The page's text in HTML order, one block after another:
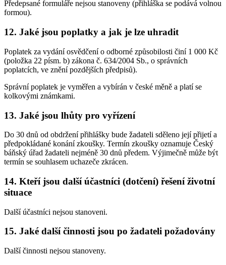
Předepsané formuláře nejsou stanoveny (přihláška se podává volnou
formou).
12. Jaké jsou poplatky a jak je lze uhradit
Poplatek za vydání osvědčení o odborné způsobilosti činí 1 000 Kč
(položka 22 písm. b) zákona č. 634/2004 Sb., o správních
poplatcích, ve znění pozdějších předpisů).
Správní poplatek je vyměřen a vybírán v české měně a platí se
kolkovými známkami.
13. Jaké jsou lhůty pro vyřízení
Do 30 dnů od obdržení přihlášky bude žadateli sděleno její přijetí a
předpokládané konání zkoušky. Termín zkoušky oznamuje Český
báňský úřad žadateli nejméně 30 dnů předem. Výjimečně může být
termín se souhlasem uchazeče zkrácen.
14. Kteří jsou další účastníci (dotčení) řešení životní
situace
Další účastníci nejsou stanoveni.
15. Jaké další činnosti jsou po žadateli požadovány
Další činnosti nejsou stanoveny.